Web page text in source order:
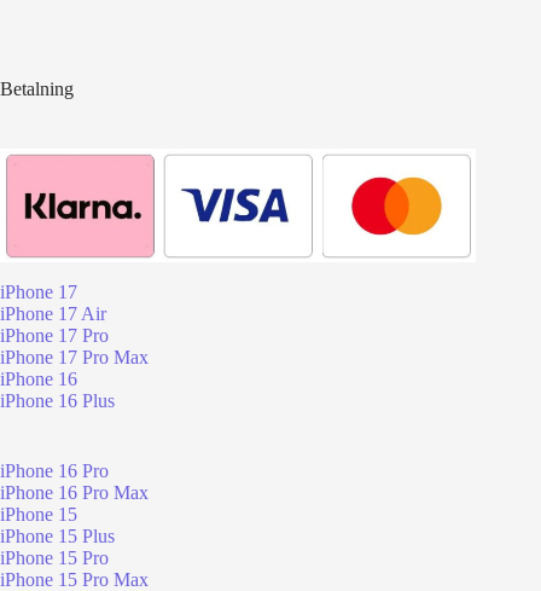
Betalning
iPhone 17
iPhone 17 Air
iPhone 17 Pro
iPhone 17 Pro Max
iPhone 16
iPhone 16 Plus
iPhone 16 Pro
iPhone 16 Pro Max
iPhone 15
iPhone 15 Plus
iPhone 15 Pro
iPhone 15 Pro Max